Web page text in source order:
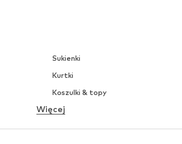
Sukienki
Kurtki
Koszulki & topy
Bielizna
Bluzki & koszule
Więcej